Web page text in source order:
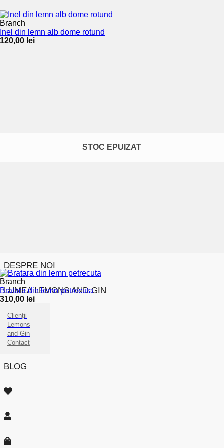
DESPRE NOI
LUMEA LEMONS AND GIN
Clienții
Lemons
and Gin
Contact
BLOG
Branch
Inel din lemn alb dome rotund
120,00 lei
STOC EPUIZAT
Branch
Bratara din lemn petrecuta
310,00 lei